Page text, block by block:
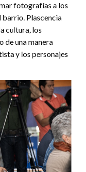
fotografías a los
barrio. Plascencia
cultura, los
de una manera
y los personajes